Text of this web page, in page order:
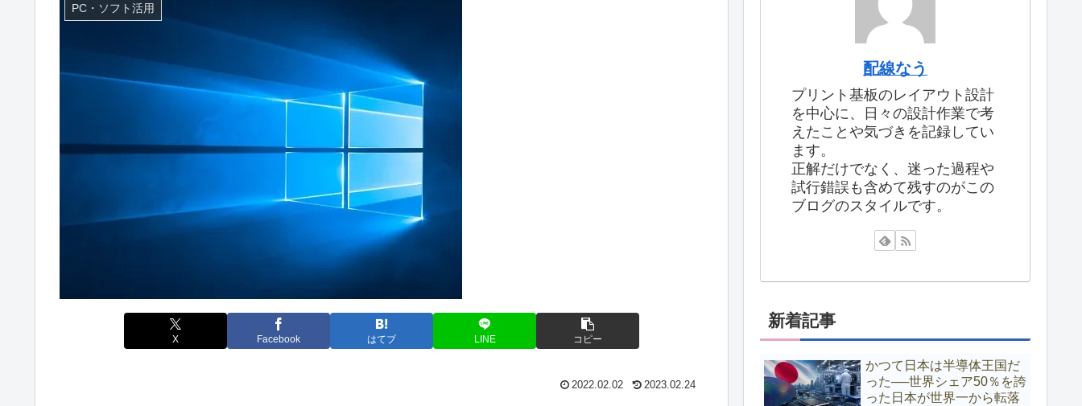
PC・ソフト活用
X Facebook はてブ LINE コピー
2022.02.02 2023.02.24
配線なう
プリント基板のレイアウト設計
を中心に、日々の設計作業で考
えたことや気づきを記録してい
ます。
正解だけでなく、迷った過程や
試行錯誤も含めて残すのがこの
ブログのスタイルです。
新着記事
かつて日本は半導体王国だ
った──世界シェア50％を誇
った日本が世界一から転落